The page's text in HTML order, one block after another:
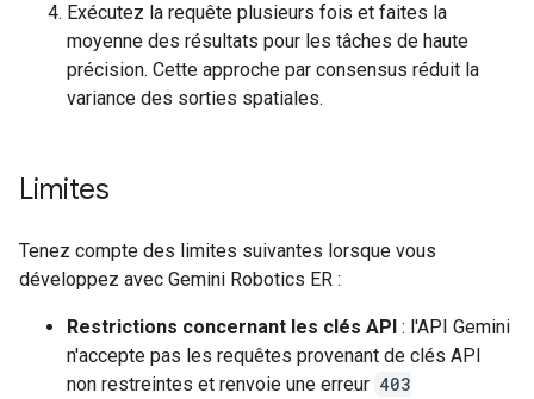
Exécutez la requête plusieurs fois et faites la
moyenne des résultats pour les tâches de haute
précision. Cette approche par consensus réduit la
variance des sorties spatiales.
Limites
Tenez compte des limites suivantes lorsque vous
développez avec Gemini Robotics ER :
Restrictions concernant les clés API : l'API Gemini
n'accepte pas les requêtes provenant de clés API
non restreintes et renvoie une erreur 403